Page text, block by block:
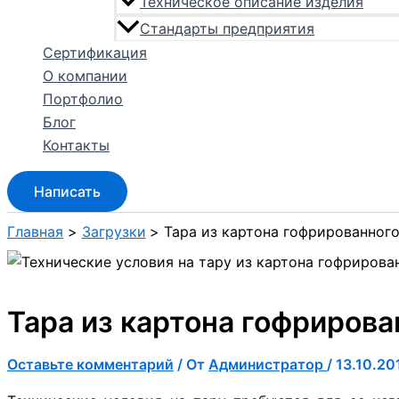
Стандарты предприятия
Сертификация
О компании
Портфолио
Блог
Контакты
Написать
Главная Загрузки Тара из картона гофрированного
Тара из картона
Оставьте комментарий / От Администратор /